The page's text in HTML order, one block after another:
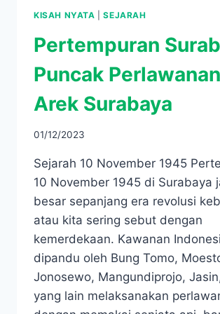
KISAH NYATA |SEJARAH
Pertempuran
Puncak
Arek Surabaya
01/12/2023
Sejarah 10 November 1945
10 November 1945 di Surabaya
besar sepanjang era revolusi
atau kita sering sebut dengan
kemerdekaan. Kawanan
dipandu oleh Bung Tomo,
Jonosewo, Mangundiprojo,
yang lain melaksanakan